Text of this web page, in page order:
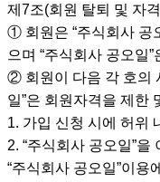
제7조(회원 탈퇴 및 자
① 회원은 “주식회사 공
으며 “주식회사 공오일
② 회원이 다음 각 호의
일”은 회원자격을 제한
1. 가입 신청 시에 허위
2. “주식회사 공오일”
“주식회사 공오일”이용